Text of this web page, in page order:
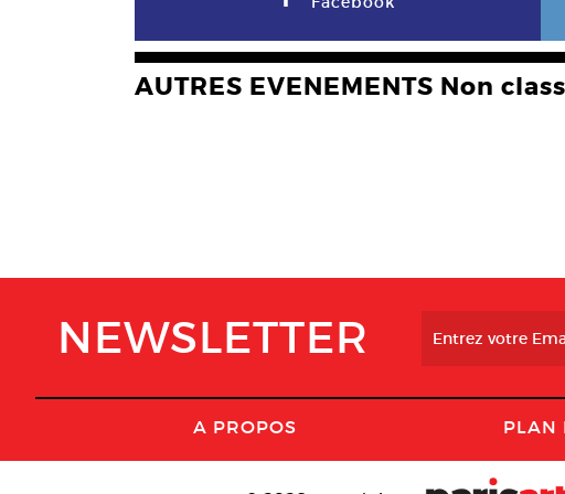
AUTRES EVENEMENTS Non
NEWSLETTER
A PROPOS PLAN